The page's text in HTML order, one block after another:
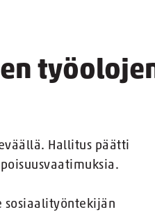
Hallitus päätti
sosiaalityöntekijän